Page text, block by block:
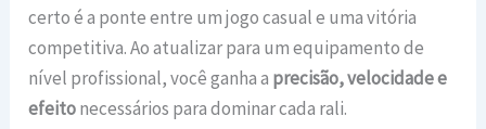
certo é a ponte entre um jogo casual e uma vitória
competitiva. Ao atualizar para um equipamento de
nível profissional, você ganha a precisão, velocidade e
efeitonecessários para dominar cada rali.